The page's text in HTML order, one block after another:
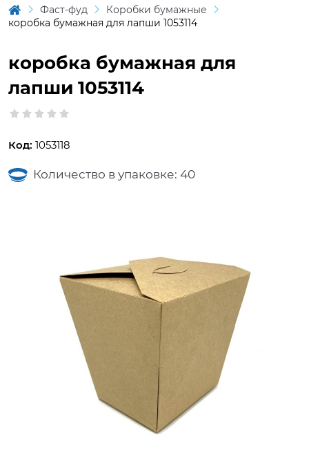
Фаст-фуд
Коробки бумажные
коробка бумажная для лапши 1053114
коробка бумажная для
лапши 1053114
Код: 1053118
Количество в упаковке: 40